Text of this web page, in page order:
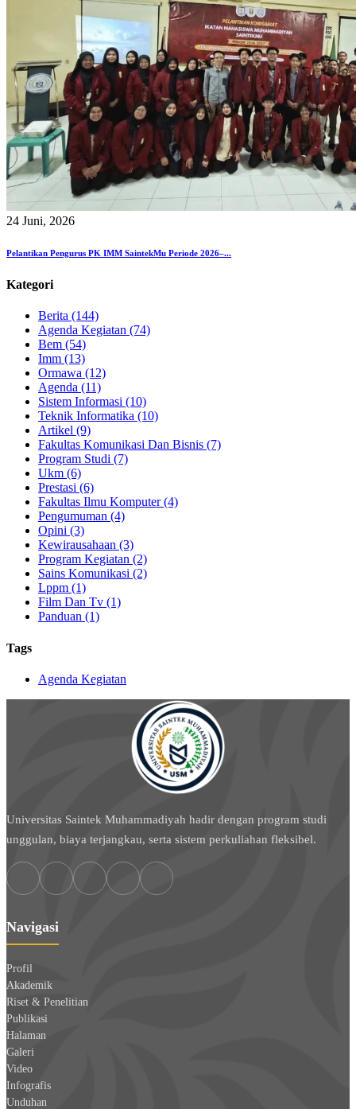
24 Juni, 2026
Pelantikan Pengurus PK IMM SaintekMu Periode 2026–...
Kategori
Berita (144)
Agenda Kegiatan (74)
Bem (54)
Imm (13)
Ormawa (12)
Agenda (11)
Sistem Informasi (10)
Teknik Informatika (10)
Artikel (9)
Fakultas Komunikasi Dan Bisnis (7)
Program Studi (7)
Ukm (6)
Prestasi (6)
Fakultas Ilmu Komputer (4)
Pengumuman (4)
Opini (3)
Kewirausahaan (3)
Program Kegiatan (2)
Sains Komunikasi (2)
Lppm (1)
Film Dan Tv (1)
Panduan (1)
Tags
Agenda Kegiatan
Universitas Saintek Muhammadiyah hadir dengan program studi
unggulan, biaya terjangkau, serta sistem perkuliahan fleksibel.
Navigasi
Profil
Akademik
Riset & Penelitian
Publikasi
Halaman
Galeri
Video
Infografis
Unduhan